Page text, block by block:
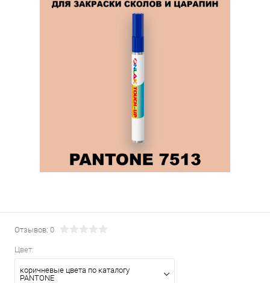
Отзывов: 0
Цвет:
коричневые цвета по каталогу
PANTONE